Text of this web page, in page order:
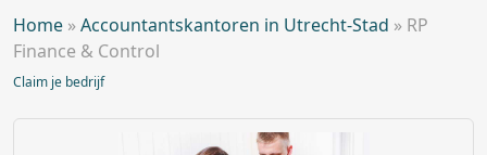
Home »Accountantskantoren in Utrecht-Stad » RP
Finance & Control
Claim je bedrijf